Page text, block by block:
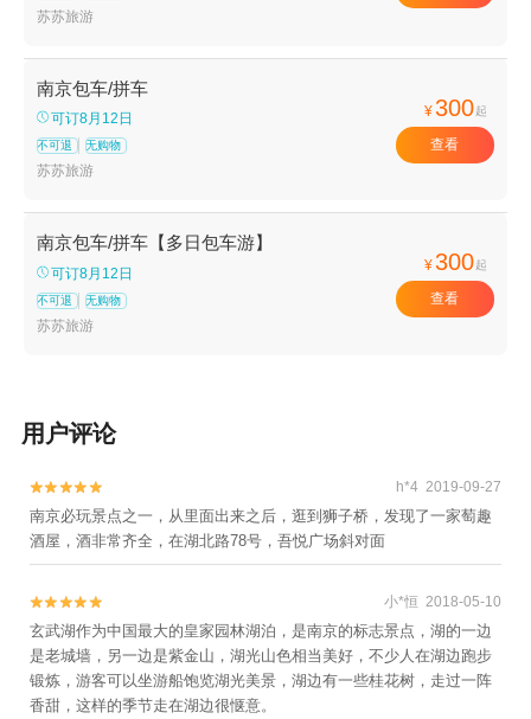
+灵谷景区+玄武湖公园-情侣园+南京石头城+雨
+汤山欢乐水世界+南京植物博览园+南京科技馆
+汤山圣泉温泉+汤山紫清湖旅游区+平山森林公
园+红山森林动物园+南京冠军溜冰场+南京汤山
海润温泉度假山庄+浦口珍珠泉野生动物生态园
+雨花台烈士陵园+汤山古溶洞+牛首山文化旅游
区+南京玄武湖游船+汤山翠谷现代农业示范园
+南京光阳大舞台+高淳国际慢城+南京汤山勐拉
温泉+高淳非遗展示馆+新四军驻高淳办事处旧址
+高淳国际慢城建峰农家乐+高淳国际慢城长春农
区+南京乐天世界+大报恩寺遗址景区+奔跑拓展
质公园站）+大报恩寺遗址景区+冶山国家矿山公
园+南京明故宫遗址公园+夫子庙游船(泮池码
头)+达摩古洞+玄武湖游船（阳光码头）+南京火
物馆+汤山温泉房车营地露天茶园温泉+雨花台游
乐园+汤山矿坑公园+南京玄武湖菱洲乐园+溧水
周园+金牛湖野生动物王国+南京师范大学+夫子
庙5D光影星空艺术馆+夫子庙秦淮风光带+南京
苏苏旅游
南京包车/拼车
可订8月12日
不可退 无购物
苏苏旅游
¥300起
查看
南京包车/拼车【多日包车游】
可订8月12日
不可退 无购物
苏苏旅游
¥300起
查看
用户评论

 h*4 2019-09-27
南京必玩景点之一，从里面出来之后，逛到狮子桥，发现了一家萄趣
酒屋，酒非常齐全，在湖北路78号，吾悦广场斜对面

 小*恒 2018-05-10
玄武湖作为中国最大的皇家园林湖泊，是南京的标志景点，湖的一边
是老城墙，另一边是紫金山，湖光山色相当美好，不少人在湖边跑步
锻炼，游客可以坐游船饱览湖光美景，湖边有一些桂花树，走过一阵
香甜，这样的季节走在湖边很惬意。